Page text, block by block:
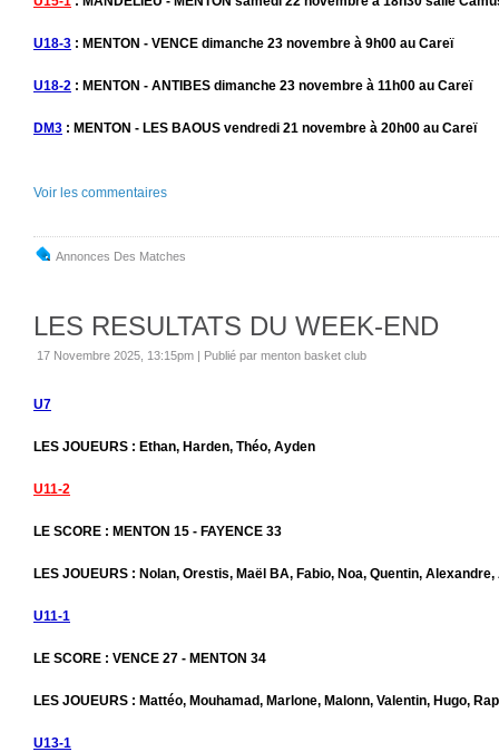
U18-3 : MENTON - VENCE dimanche 23 novembre à 9h00 au Careï
U18-2 : MENTON - ANTIBES dimanche 23 novembre à 11h00 au Careï
DM3 : MENTON - LES BAOUS vendredi 21 novembre à 20h00 au Careï
Voir les commentaires
Annonces Des Matches
LES RESULTATS DU WEEK-END
17 Novembre 2025, 13:15pm | Publié par menton basket club
U7
LES JOUEURS : Ethan, Harden, Théo, Ayden
U11-2
LE SCORE : MENTON 15 - FAYENCE 33
LES JOUEURS : Nolan, Orestis, Maël BA, Fabio, Noa, Quentin,
U11-1
LE SCORE : VENCE 27 - MENTON 34
LES JOUEURS : Mattéo, Mouhamad, Marlone, Malonn, Valentin, Hugo,
U13-1